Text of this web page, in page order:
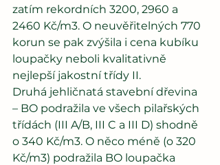
zatím rekordních 3200, 2960 a
2460 Kč/m3. O neuvěřitelných 770
korun se pak zvýšila i cena kubíku
loupačky neboli kvalitativně
nejlepší jakostní třídy II.
Druhá jehličnatá stavební dřevina
– BO podražila ve všech pilařských
třídách (III A/B, III C a III D) shodně
o 340 Kč/m3. O něco méně (o 320
Kč/m3) podražila BO loupačka